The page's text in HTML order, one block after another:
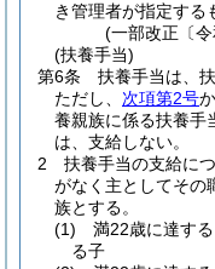
き管理者が指定する
(一部改正〔
(扶養手当)
第6条
扶養手当は、
ただし、 次項第2号
養親族に係る扶養手
は、支給しない。
2
扶養手当の支給に
がなく主としてその
族とする。
(1)
満22歳に達す
る子